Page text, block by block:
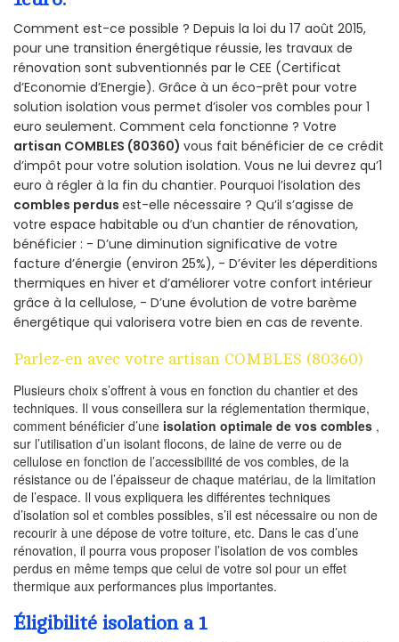
Comment est-ce possible ? Depuis la loi du 17 août 2015,
pour une transition énergétique réussie, les travaux de
rénovation sont subventionnés par le CEE (Certificat
d’Economie d’Energie). Grâce à un éco-prêt pour votre
solution isolation vous permet d’isoler vos combles pour 1
euro seulement. Comment cela fonctionne ? Votre
artisan COMBLES (80360) vous fait bénéficier de ce crédit
d’impôt pour votre solution isolation. Vous ne lui devrez qu’1
euro à régler à la fin du chantier. Pourquoi l’isolation des
combles perdus est-elle nécessaire ? Qu’il s’agisse de
votre espace habitable ou d’un chantier de rénovation,
bénéficier : - D’une diminution significative de votre
facture d’énergie (environ 25%), - D’éviter les déperditions
thermiques en hiver et d’améliorer votre confort intérieur
grâce à la cellulose, - D’une évolution de votre barème
énergétique qui valorisera votre bien en cas de revente.
Parlez-en avec votre artisan COMBLES (80360)
Plusieurs choix s’offrent à vous en fonction du chantier et des
techniques. Il vous conseillera sur la réglementation thermique,
comment bénéficier d’une isolation optimale de vos combles ,
sur l’utilisation d’un isolant flocons, de laine de verre ou de
cellulose en fonction de l’accessibilité de vos combles, de la
résistance ou de l’épaisseur de chaque matériau, de la limitation
de l’espace. Il vous expliquera les différentes techniques
d’isolation sol et combles possibles, s’il est nécessaire ou non de
recourir à une dépose de votre toiture, etc. Dans le cas d’une
rénovation, il pourra vous proposer l’isolation de vos combles
perdus en même temps que celui de votre sol pour un effet
thermique aux performances plus importantes.
Éligibilité isolation a 1